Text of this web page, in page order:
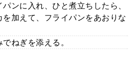
ンに入れ、ひと煮立ちしたら、
加えて、フライパンをあおりな
ねぎを添える。